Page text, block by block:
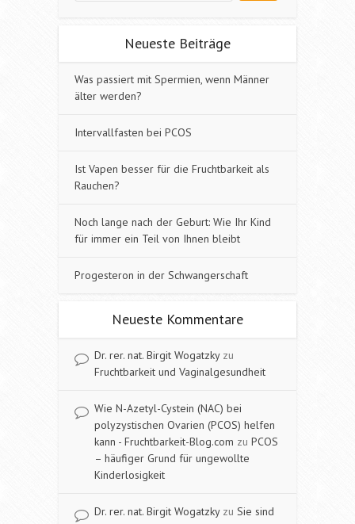
Neueste Beiträge
Was passiert mit Spermien, wenn Männer
älter werden?
Intervallfasten bei PCOS
Ist Vapen besser für die Fruchtbarkeit als
Rauchen?
Noch lange nach der Geburt: Wie Ihr Kind
für immer ein Teil von Ihnen bleibt
Progesteron in der Schwangerschaft
Neueste Kommentare
Dr. rer. nat. Birgit Wogatzkyzu
Fruchtbarkeit und Vaginalgesundheit
Wie N-Azetyl-Cystein (NAC) bei
polyzystischen Ovarien (PCOS) helfen
kann - Fruchtbarkeit-Blog.com zu PCOS
– häufiger Grund für ungewollte
Kinderlosigkeit
Dr. rer. nat. Birgit Wogatzkyzu Sie sind